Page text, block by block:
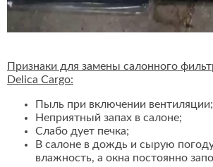
Признаки для замены салонного
Delica Cargo:
Пыль при включении вентиляции;
Неприятный запах в салоне;
Слабо дует печка;
В салоне в дождь и сырую
влажность, а окна постоянно